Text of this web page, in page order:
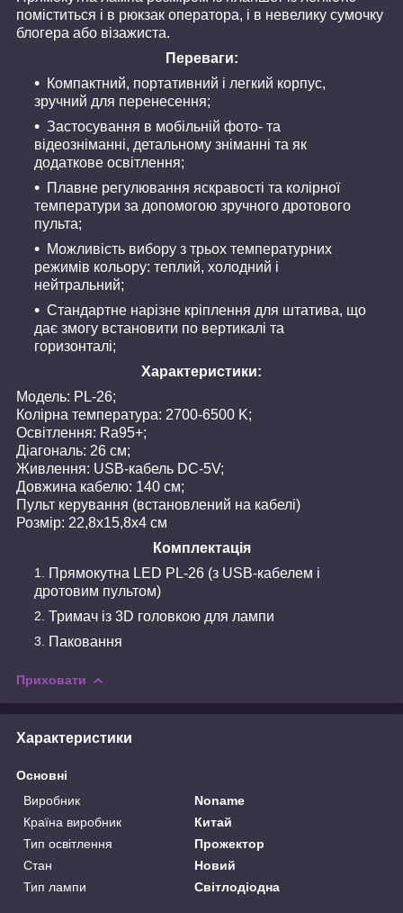
поміститься і в рюкзак оператора, і в невелику сумочку
блогера або візажиста.
Переваги:
Компактний, портативний і легкий корпус,
зручний для перенесення;
Застосування в мобільній фото- та
відеозніманні, детальному зніманні та як
додаткове освітлення;
Плавне регулювання яскравості та колірної
температури за допомогою зручного дротового
пульта;
Можливість вибору з трьох температурних
режимів кольору: теплий, холодний і
нейтральний;
Стандартне нарізне кріплення для штатива, що
дає змогу встановити по вертикалі та
горизонталі;
Характеристики:
Модель: PL-26;
Колірна температура: 2700-6500 K;
Освітлення: Ra95+;
Діагональ: 26 см;
Живлення: USB-кабель DC-5V;
Довжина кабелю: 140 см;
Пульт керування (встановлений на кабелі)
Розмір: 22,8х15,8х4 см
Комплектація
Прямокутна LED PL-26 (з USB-кабелем і
дротовим пультом)
Тримач із 3D головкою для лампи
Паковання
Приховати
Характеристики
Основні
Виробник
Noname
Країна виробник
Китай
Тип освітлення
Прожектор
Стан
Новий
Тип лампи
Світлодіодна